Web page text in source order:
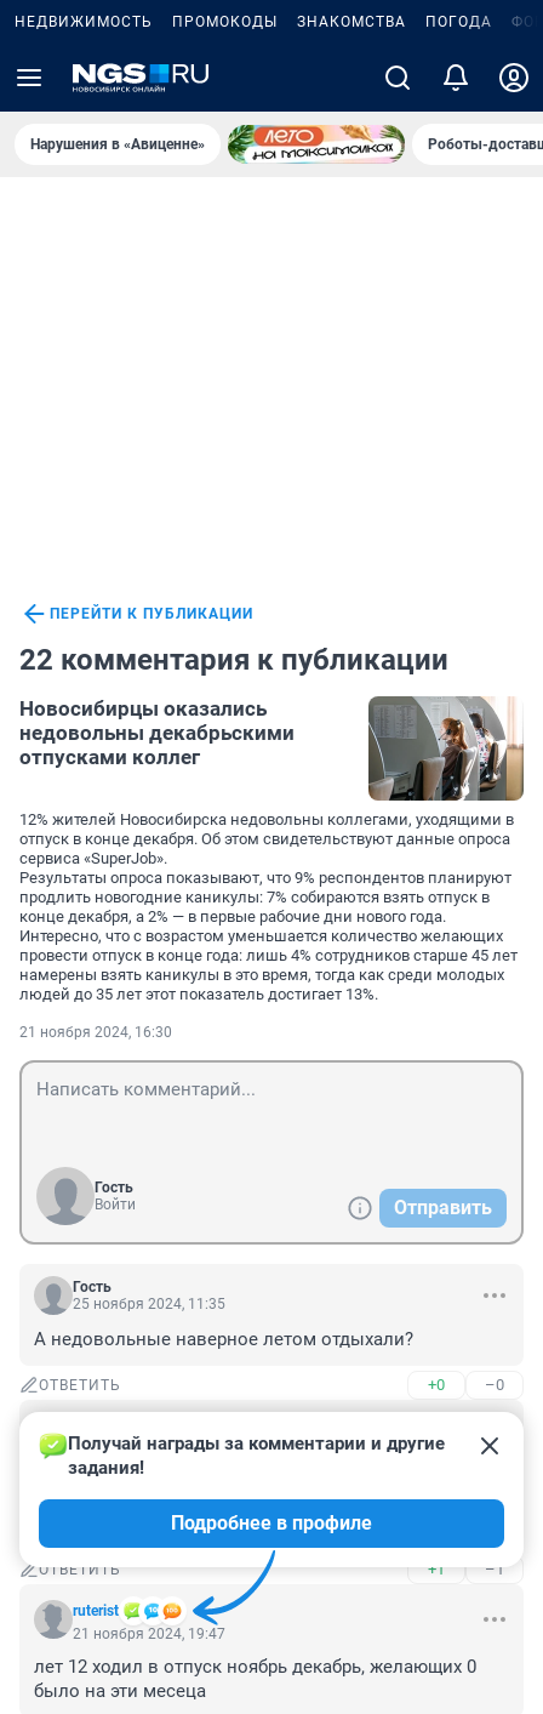
НЕДВИЖИМОСТЬ ПРОМОКОДЫ ЗНАКОМСТВА ПОГОДА
Нарушения в «Авиценне» Роботы-
ПЕРЕЙТИ К ПУБЛИКАЦИИ
22 комментария к публикации
Новосибирцы оказались
недовольны декабрьскими
отпусками коллег
12% жителей Новосибирска недовольны коллегами, уходящими в
отпуск в конце декабря. Об этом свидетельствуют данные опроса
сервиса «SuperJob».
Результаты опроса показывают, что 9% респондентов планируют
продлить новогодние каникулы: 7% собираются взять отпуск в
конце декабря, а 2% — в первые рабочие дни нового года.
Интересно, что с возрастом уменьшается количество желающих
провести отпуск в конце года: лишь 4% сотрудников старше 45 лет
намерены взять каникулы в это время, тогда как среди молодых
людей до 35 лет этот показатель достигает 13%.
21 ноября 2024, 16:30
Гость
Войти
Отправить
Гость
25 ноября 2024, 11:35
А недовольные наверное летом отдыхали?
ОТВЕТИТЬ +0 –0
21 ноября 2024, 22:07
Куча людей недовольны, когда кто-то уходит в
отпуск. Но сильно обижаются, если это делают они, а
кто-то недоволен. Классическое "а меня за шо".
ОТВЕТИТЬ +1 –1
ruterist
Получай награды за комментарии и другие
задания!
Подробнее в профиле
21 ноября 2024, 19:47
лет 12 ходил в отпуск ноябрь декабрь, желающих 0
было на эти месеца